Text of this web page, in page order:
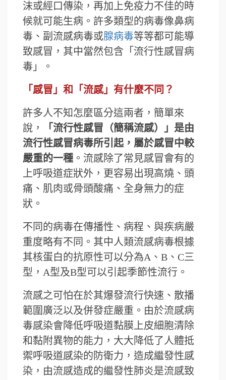
沫或經口傳染，再加上免疫力不佳的時
候就可能生病。許多類型的病毒像鼻病
毒、副流感病毒或腺病毒等等都可能導
致感冒，其中當然包含「 流行性感冒病
毒」。
「感冒」和「流感」有什麼不同？
許多人不知怎麼區分這兩者，簡單來
說，
「流行性感冒（簡稱流感）」是由
流行性感冒病毒所引起，屬於感冒中較
嚴重的一種 。流感除了常見感冒會有的
上呼吸道症狀外，更容易出現高燒、頭
痛、肌肉或骨頭酸痛、全身無力的症
狀。
不同的病毒在傳播性、病程、與疾病嚴
重度略有不同。其中人類流感病毒根據
其核蛋白的抗原性可以分為A、B、C三
型，A型及B型可以引起季節性流行。
流感之可怕在於其爆發流行快速、散播
範圍廣泛以及併發症嚴重。由於流感病
毒感染會降低呼吸道黏膜上皮細胞清除
和黏附異物的能力，大大降低了人體抵
禦呼吸道感染的防衛力，造成繼發性感
染，由流感造成的繼發性肺炎是流感致